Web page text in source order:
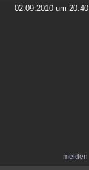
02.09.2010 um 20:40
melden